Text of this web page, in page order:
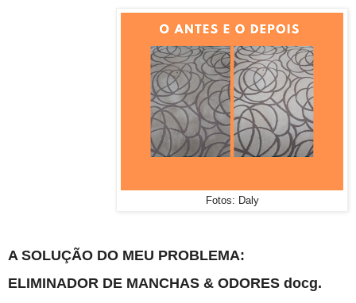
Fotos: Daly
A SOLUÇÃO DO MEU PROBLEMA:
ELIMINADOR DE MANCHAS & ODORES docg.